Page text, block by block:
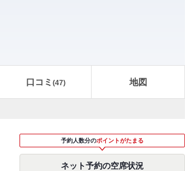
口コミ (47) 地図
予約人数分のポイントがたまる
ネット予約の空席状況